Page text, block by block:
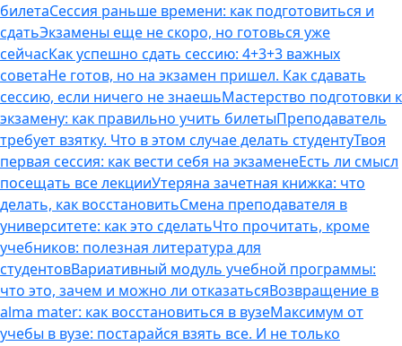
билетаСессия раньше времени: как подготовиться и
сдатьЭкзамены еще не скоро, но готовься уже
сейчасКак успешно сдать сессию: 4+3+3 важных
советаНе готов, но на экзамен пришел. Как сдавать
сессию, если ничего не знаешьМастерство подготовки к
экзамену: как правильно учить билетыПреподаватель
требует взятку. Что в этом случае делать студентуТвоя
первая сессия: как вести себя на экзаменеЕсть ли смысл
посещать все лекцииУтеряна зачетная книжка: что
делать, как восстановитьСмена преподавателя в
университете: как это сделатьЧто прочитать, кроме
учебников: полезная литература для
студентовВариативный модуль учебной программы:
что это, зачем и можно ли отказатьсяВозвращение в
alma mater: как восстановиться в вузеМаксимум от
учебы в вузе: постарайся взять все. И не только